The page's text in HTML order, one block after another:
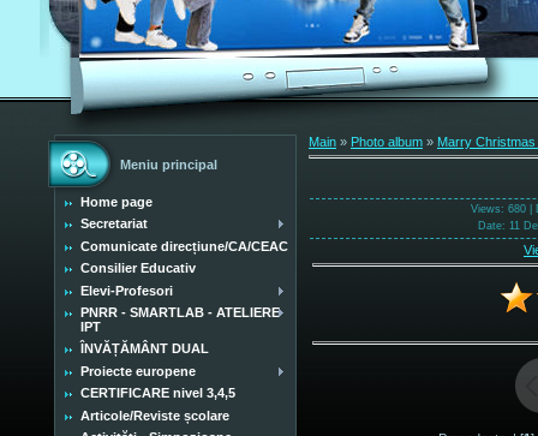
Meniu principal
Home page
Secretariat
Comunicate direcțiune/CA/CEAC
Consilier Educativ
Elevi-Profesori
PNRR - SMARTLAB - ATELIERE
IPT
ÎNVĂȚĂMÂNT DUAL
Proiecte europene
CERTIFICARE nivel 3,4,5
Articole/Reviste școlare
Main » Photo album » Marry Christmas
Views: 680 |
Date: 11